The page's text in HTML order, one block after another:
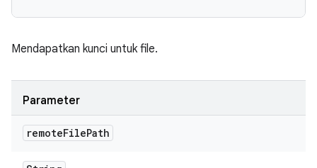
Mendapatkan kunci untuk file.
Parameter
remoteFilePath